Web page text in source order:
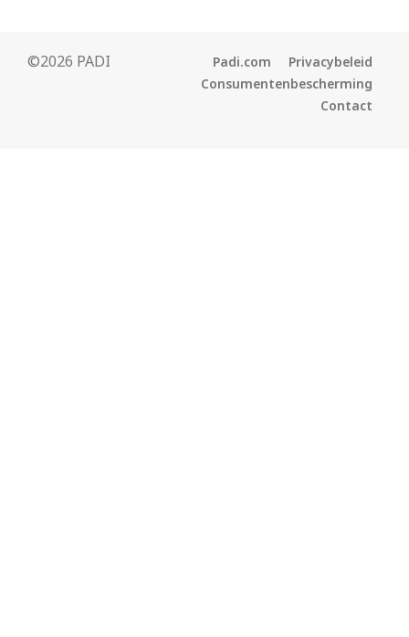
©2026 PADI Padi.com
Privacybeleid
Consumentenbescherming
Contact